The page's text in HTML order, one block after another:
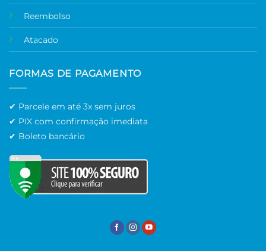
Reembolso
Atacado
FORMAS DE PAGAMENTO
✔ Parcele em até 3x sem juros
✔ PIX com confirmação imediata
✔ Boleto bancário